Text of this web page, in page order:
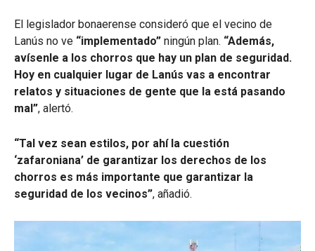
El legislador bonaerense consideró que el vecino de
Lanús no ve “implementado” ningún plan. “Además,
avísenle a los chorros que hay un plan de seguridad.
Hoy en cualquier lugar de Lanús vas a encontrar
relatos y situaciones de gente que la está pasando
mal”, alertó.
“Tal vez sean estilos, por ahí la cuestión
‘zafaroniana’ de garantizar los derechos de los
chorros es más importante que garantizar la
seguridad de los vecinos”, añadió.